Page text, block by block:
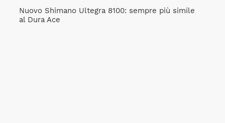
Nuovo Shimano Ultegra 8100: sempre più simile
al Dura Ace